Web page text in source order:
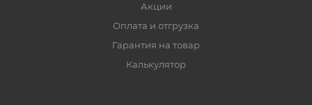
Акции
Оплата и отгрузка
Гарантия на товар
Калькулятор